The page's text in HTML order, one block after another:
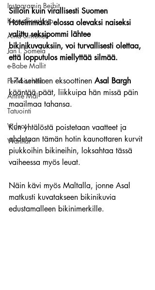
Instagramin Beibit
Kansallisarkisto
Aina Simonen
Jan I. Somela
e-Babe Mallit
Penkkiurheilu
Annie Mål
Tatuointi
Videot
Wanhat
Silloin kuin virallisesti Suomen
Hoteimmaksi elossa olevaksi naiseksi
valittu seksipommi lähtee
bikinikuvauksiin, voi turvallisesti olettaa,
että lopputulos miellyttää silmää.
174-senttinen eksoottinen Asal Bargh
kääntää päät, liikkuipa hän missä päin
maailmaa tahansa.
Kun yhtälöstä poistetaan vaatteet ja
ahdetaan tämän hotin kaunottaren kurvit
piukkoihin bikineihin, loksahtaa tässä
vaiheessa myös leuat.
Näin kävi myös Maltalla, jonne Asal
matkusti kuvatakseen bikinikuvia
edustamalleen bikinimerkille.